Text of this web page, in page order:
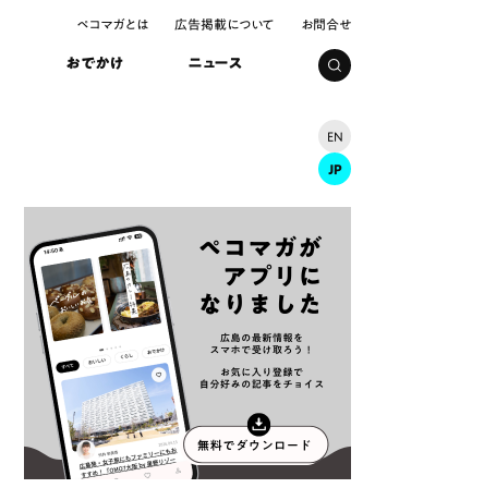
ペコマガとは 広告掲載について お問合せ
おでかけ ニュース
EN
JP